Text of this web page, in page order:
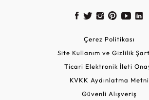
Çerez Politikası
Site Kullanım ve Gizlilik
Ticari Elektronik İleti
KVKK Aydınlatma Metni
Güvenli Alışveriş